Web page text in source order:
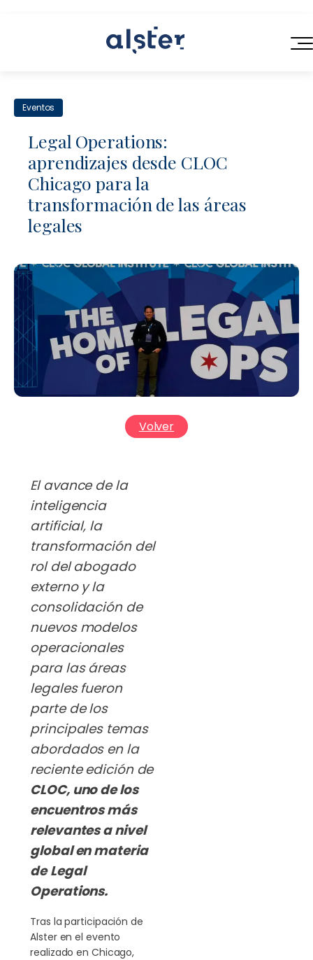
Servicios Legales de Próxima Generación
Consultoría en Operaciones Legales
Talento Legal Flexible
QUIÉNES SOMOS
BLOG
CONTACTO
Eventos
Legal Operations:
aprendizajes desde CLOC
Chicago para la
transformación de las áreas
legales
Volver
El avance de la
inteligencia
artificial, la
transformación del
rol del abogado
externo y la
consolidación de
nuevos modelos
operacionales
para las áreas
legales fueron
parte de los
principales temas
abordados en la
reciente edición de
CLOC, uno de los
encuentros más
relevantes a nivel
global en materia
de Legal
Operations.
Tras la participación de
Alster en el evento
realizado en Chicago,